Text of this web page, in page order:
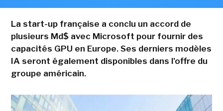
La start-up française a conclu un accord de
plusieurs Md$ avec Microsoft pour fournir des
capacités GPU en Europe. Ses derniers modèles
IA seront également disponibles dans l'offre du
groupe américain.